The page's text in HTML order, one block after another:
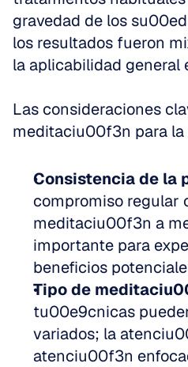
gravedad de los
los resultados fueron
la aplicabilidad general
Las consideraciones
meditaciu00f3n para
Consistencia de la
compromiso regular
meditaciu00f3n a
importante para
beneficios
Tipo de
tu00e9cnicas
variados; la
atenciu00f3n